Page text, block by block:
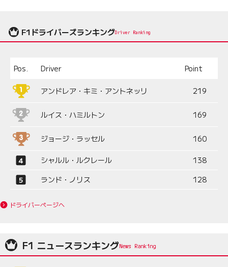
F1ドライバーズランキングDriver Ranking
Pos. Driver Point
アンドレア・キミ・アントネッリ 219
ルイス・ハミルトン 169
ジョージ・ラッセル 160
シャルル・ルクレール
138
ランド・ノリス
128
ドライバーページへ
F1 ニュースランキング